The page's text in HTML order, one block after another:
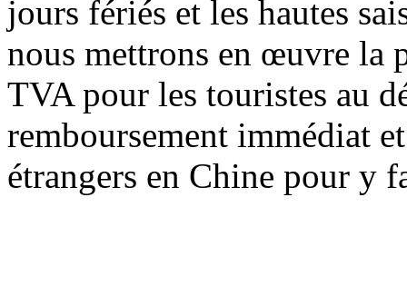
jours fériés et les hautes
nous mettrons en œuvre la
TVA pour les touristes au
remboursement immédiat
étrangers en Chine pour y